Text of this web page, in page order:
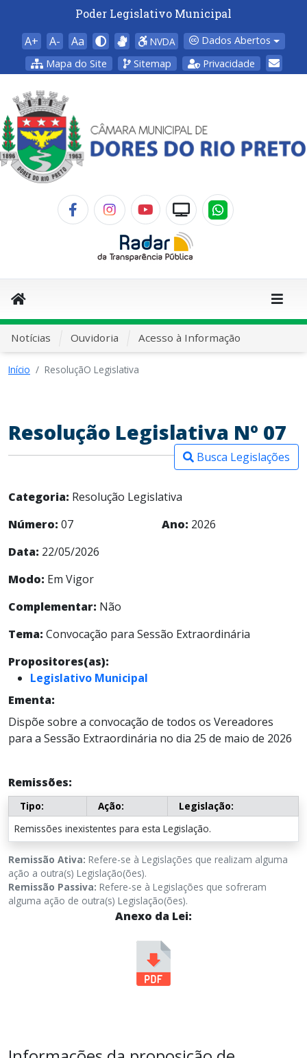
Poder Legislativo Municipal
A+ A- Aa NVDA
Dados Abertos
Mapa do Site
Sitemap Privacidade
Notícias Ouvidoria Acesso à Informação
Início ResoluçãO Legislativa
Resolução Legislativa Nº 07
Busca Legislações
Categoria: Resolução Legislativa
Número: 07 Ano: 2026
Data: 22/05/2026
Modo: Em Vigor
Complementar: Não
Tema: Convocação para Sessão Extraordinária
Propositores(as):
Legislativo Municipal
Ementa:
Dispõe sobre a convocação de todos os Vereadores
para a Sessão Extraordinária no dia 25 de maio de 2026
Remissões:
Tipo: Ação:
Legislação:
Remissões inexistentes para esta Legislação.
Remissão Ativa: Refere-se à Legislações que realizam alguma
ação a outra(s) Legislação(ões).
Remissão Passiva: Refere-se à Legislações que sofreram
alguma ação de outra(s) Legislação(ões).
Anexo da Lei: